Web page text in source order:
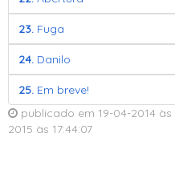
23. Fuga
24. Danilo
25. Em breve!
publicado em 19-04-2014 às
2015 às 17:44:07